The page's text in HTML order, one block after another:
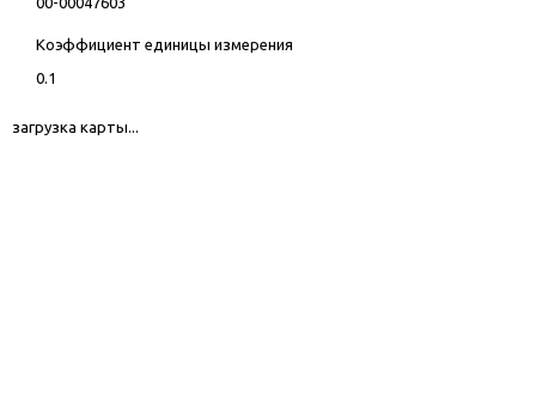
Коэффициент единицы измерения
0.1
загрузка карты...